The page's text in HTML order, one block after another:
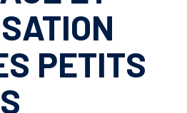
PETITS